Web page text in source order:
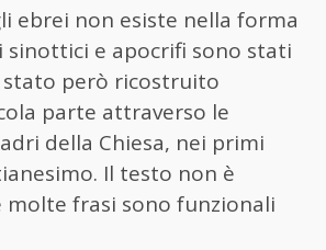
ebrei non esiste nella forma
sinottici e apocrifi sono stati
però ricostruito
parte attraverso le
della Chiesa, nei primi
Il testo non è
molte frasi sono funzionali